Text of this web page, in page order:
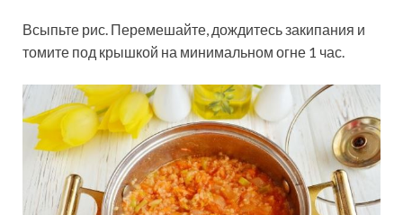
Всыпьте рис. Перемешайте, дождитесь закипания и
томите под крышкой на минимальном огне 1 час.